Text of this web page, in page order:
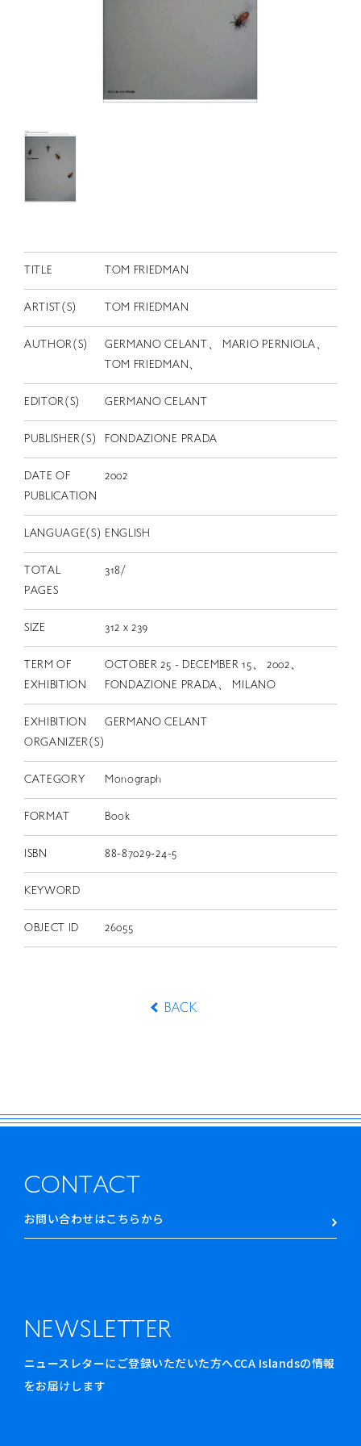
動画
TITLE TOM FRIEDMAN
ARTIST(S) TOM FRIEDMAN
AUTHOR(S)
GERMANO CELANT、 MARIO PERNIOLA、
TOM FRIEDMAN、
EDITOR(S) GERMANO CELANT
PUBLISHER(S) FONDAZIONE PRADA
DATE OF
PUBLICATION
2002
LANGUAGE(S) ENGLISH
TOTAL
PAGES
318/
SIZE 312 x 239
TERM OF
EXHIBITION
OCTOBER 25 - DECEMBER 15、 2002、
FONDAZIONE PRADA、 MILANO
EXHIBITION
ORGANIZER(S)
GERMANO CELANT
CATEGORY Monograph
FORMAT Book
ISBN 88-87029-24-5
KEYWORD
OBJECT ID 26055
BACK
CONTACT
お問い合わせはこちらから
NEWSLETTER
ニュースレターにご登録いただいた方へCCA Islandsの情報
をお届けします